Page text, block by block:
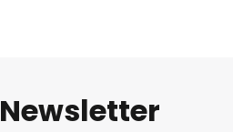
Newsletter